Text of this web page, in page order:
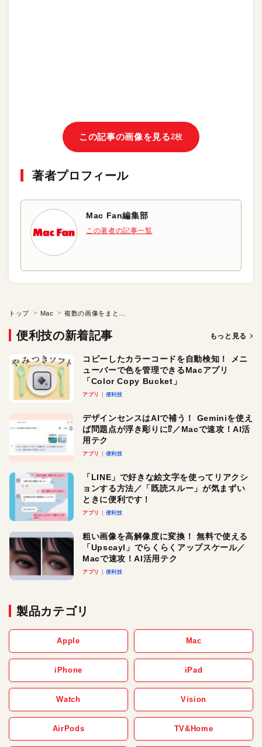
この記事の画像を見る2枚
著者プロフィール
Mac Fan編集部
この著者の記事一覧
トップ Mac
便利技の新着記事 もっと見る
コピーしたカラーコードを自動検知！ メニ
ューバーで色を管理できるMacアプリ
「Color Copy Bucket」
アプリ 便利技
デザインセンスはAIで補う！ Geminiを使え
ば問題点が浮き彫りに⁉︎／Macで速攻！AI活
用テク
アプリ 便利技
「LINE」で好きな絵文字を使ってリアクシ
ョンする方法／「既読スルー」が気まずい
ときに便利です！
アプリ 便利技
粗い画像を高解像度に変換！ 無料で使える
「Upscayl」でらくらくアップスケール／
Macで速攻！AI活用テク
アプリ 便利技
製品カテゴリ
Apple Mac
iPhone iPad
Watch Vision
AirPods TV&Home